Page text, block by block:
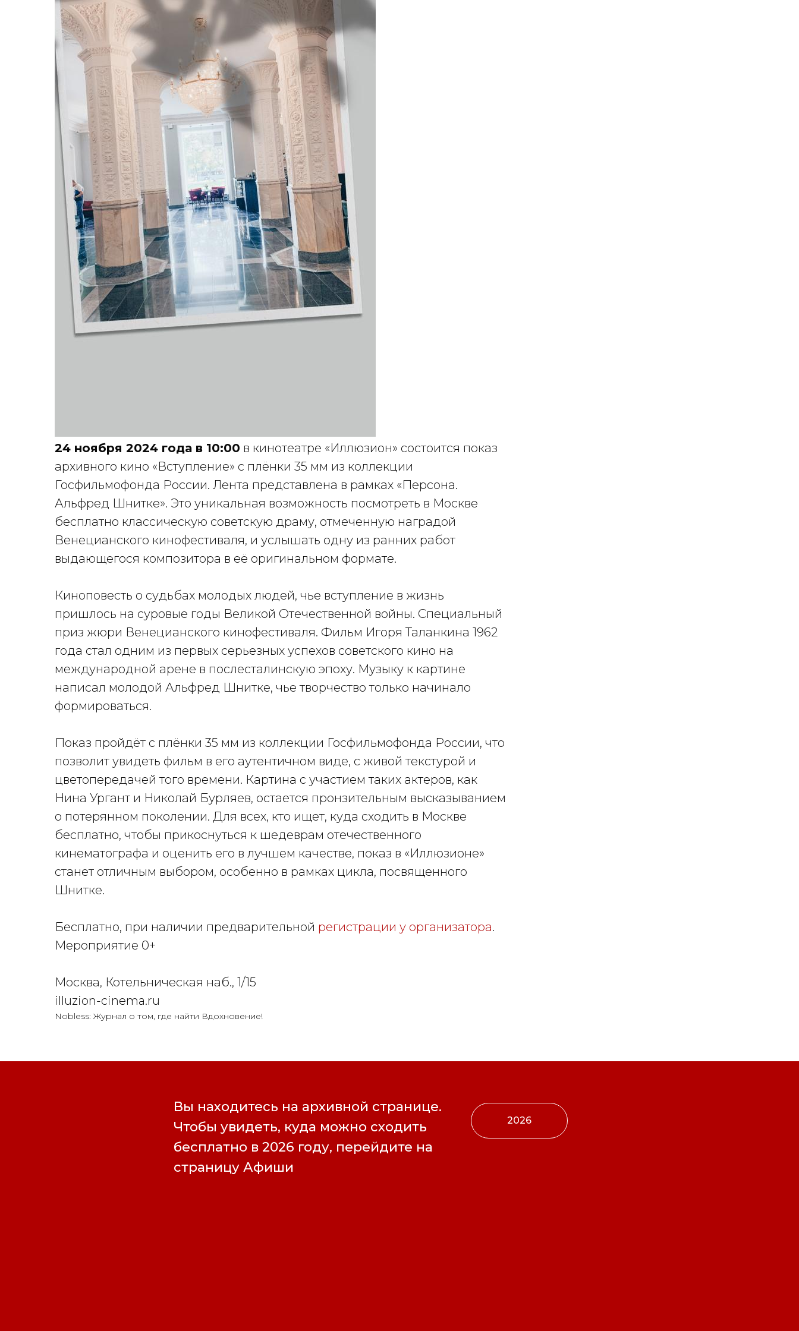
24 ноября 2024 года в 10:00 в кинотеатре «Иллюзион» состоится показ
архивного кино «Вступление» с плёнки 35 мм из коллекции
Госфильмофонда России. Лента представлена в рамках «Персона.
Альфред Шнитке». Это уникальная возможность посмотреть в Москве
бесплатно классическую советскую драму, отмеченную наградой
Венецианского кинофестиваля, и услышать одну из ранних работ
выдающегося композитора в её оригинальном формате.
Киноповесть о судьбах молодых людей, чье вступление в жизнь
пришлось на суровые годы Великой Отечественной войны. Специальный
приз жюри Венецианского кинофестиваля. Фильм Игоря Таланкина 1962
года стал одним из первых серьезных успехов советского кино на
международной арене в послесталинскую эпоху. Музыку к картине
написал молодой Альфред Шнитке, чье творчество только начинало
формироваться.
Показ пройдёт с плёнки 35 мм из коллекции Госфильмофонда России, что
позволит увидеть фильм в его аутентичном виде, с живой текстурой и
цветопередачей того времени. Картина с участием таких актеров, как
Нина Ургант и Николай Бурляев, остается пронзительным высказыванием
о потерянном поколении. Для всех, кто ищет, куда сходить в Москве
бесплатно, чтобы прикоснуться к шедеврам отечественного
кинематографа и оценить его в лучшем качестве, показ в «Иллюзионе»
станет отличным выбором, особенно в рамках цикла, посвященного
Шнитке.
Бесплатно, при наличии предварительной регистрации у организатора.
Мероприятие 0+
Москва, Котельническая наб., 1/15
illuzion-cinema.ru
Nobless: Журнал о том, где найти Вдохновение!
Вы находитесь на архивной странице.
Чтобы увидеть, куда можно сходить
бесплатно в 2026 году, перейдите на
страницу Афиши
2026